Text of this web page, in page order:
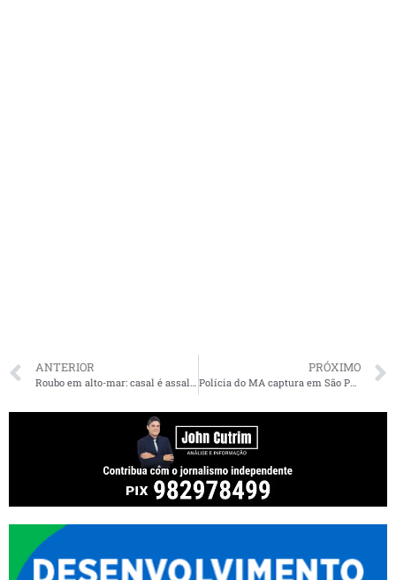
ANTERIOR
Roubo em alto-mar: casal é assaltado por dupla em barco na orla de Ribamar
PRÓXIMO
Polícia do MA captura em São Paulo líder de organização criminosa foragido desde 2022